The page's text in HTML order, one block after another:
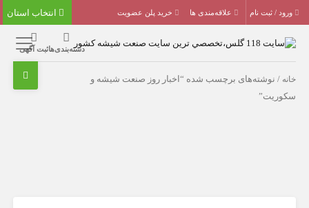
ورود / ثبت نام علاقه‌مندی ها خرید پلن عضویت
دسته‌بندی‌هاثبت آگهی
خانه/ نوشته‌های برچسب شده “اخبار روز صنعت شیشه و
سکوریت”